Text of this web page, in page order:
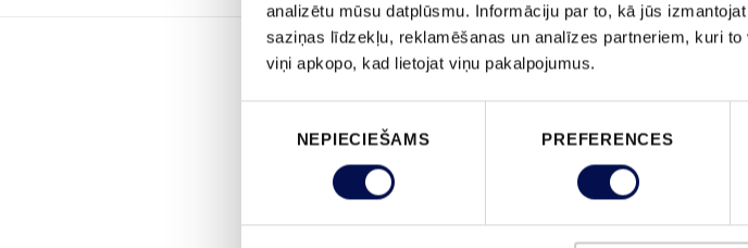
analizētu mūsu datplūsmu. Informāciju par to, kā jūs
saziņas līdzekļu, reklamēšanas un analīzes partneriem, kuri
viņi apkopo, kad lietojat viņu pakalpojumus.
NEPIECIEŠAMS PREFERENCES